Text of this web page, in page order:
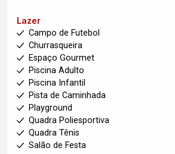
Lazer
Campo de Futebol
Churrasqueira
Espaço Gourmet
Piscina Adulto
Piscina Infantil
Pista de Caminhada
Playground
Quadra Poliesportiva
Quadra Tênis
Salão de Festa